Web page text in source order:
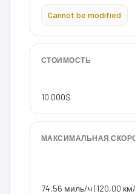
Cannot be modified
СТОИМОСТЬ
10 000$
МАКСИМАЛЬНАЯ
74,56 миль/ч (120,00